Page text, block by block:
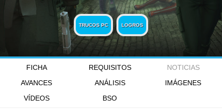
TRUCOS PC LOGROS
FICHA REQUISITOS
NOTICIAS
AVANCES
ANÁLISIS
IMÁGENES
VÍDEOS
BSO